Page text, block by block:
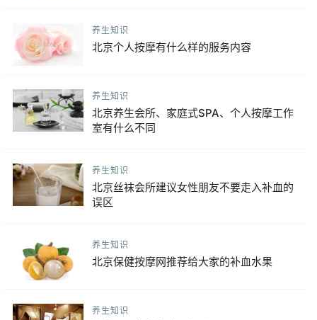
养生知识
北京个人按摩有什么样的服务内容
养生知识
北京养生会所、家庭式SPA、个人按摩工作
室有什么不同
养生知识
北京丝袜会所建议女性朋友不要走入补血的
误区
养生知识
北京保健按摩网推荐给大家的补血水果
养生知识